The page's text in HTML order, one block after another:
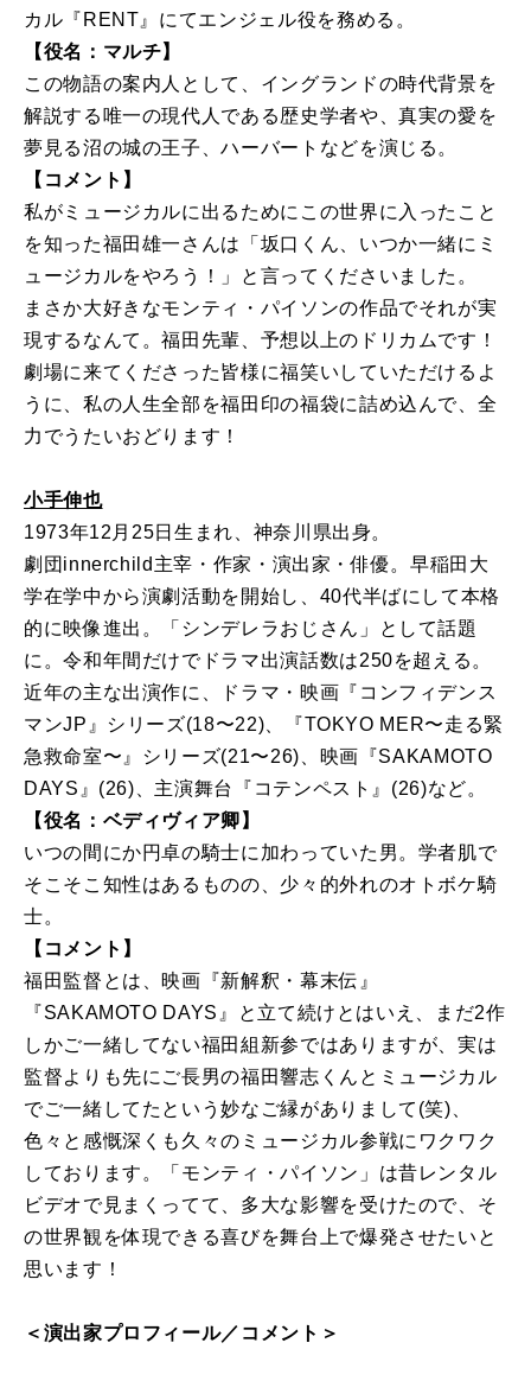
カル『RENT』にてエンジェル役を務める。
【役名：マルチ】
この物語の案内人として、イングランドの時代背景を
解説する唯一の現代人である歴史学者や、真実の愛を
夢見る沼の城の王子、ハーバートなどを演じる。
【コメント】
私がミュージカルに出るためにこの世界に入ったこと
を知った福田雄一さんは「坂口くん、いつか一緒にミ
ュージカルをやろう！」と言ってくださいました。
まさか大好きなモンティ・パイソンの作品でそれが実
現するなんて。福田先輩、予想以上のドリカムです！
劇場に来てくださった皆様に福笑いしていただけるよ
うに、私の人生全部を福田印の福袋に詰め込んで、全
力でうたいおどります！
小手伸也
1973年12月25日生まれ、神奈川県出身。
劇団innerchild主宰・作家・演出家・俳優。早稲田大
学在学中から演劇活動を開始し、40代半ばにして本格
的に映像進出。「シンデレラおじさん」として話題
に。令和年間だけでドラマ出演話数は250を超える。
近年の主な出演作に、ドラマ・映画『コンフィデンス
マンJP』シリーズ(18〜22)、『TOKYO MER〜走る緊
急救命室〜』シリーズ(21〜26)、映画『SAKAMOTO
DAYS』(26)、主演舞台『コテンペスト』(26)など。
【役名：ベディヴィア卿】
いつの間にか円卓の騎士に加わっていた男。学者肌で
そこそこ知性はあるものの、少々的外れのオトボケ騎
士。
【コメント】
福田監督とは、映画『新解釈・幕末伝』
『SAKAMOTO DAYS』と立て続けとはいえ、まだ2作
しかご一緒してない福田組新参ではありますが、実は
監督よりも先にご長男の福田響志くんとミュージカル
でご一緒してたという妙なご縁がありまして(笑)、
色々と感慨深くも久々のミュージカル参戦にワクワク
しております。「モンティ・パイソン」は昔レンタル
ビデオで見まくってて、多大な影響を受けたので、そ
の世界観を体現できる喜びを舞台上で爆発させたいと
思います！
＜演出家プロフィール／コメント＞